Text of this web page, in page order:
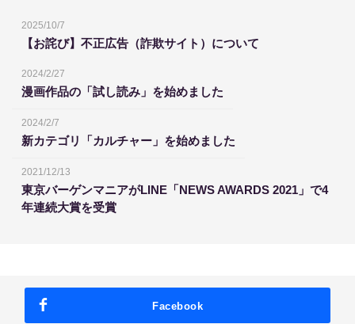
2025/10/7
【お詫び】不正広告（詐欺サイト）について
2024/2/27
漫画作品の「試し読み」を始めました
2024/2/7
新カテゴリ「カルチャー」を始めました
2021/12/13
東京バーゲンマニアがLINE「NEWS AWARDS 2021」で4
年連続大賞を受賞
Facebook